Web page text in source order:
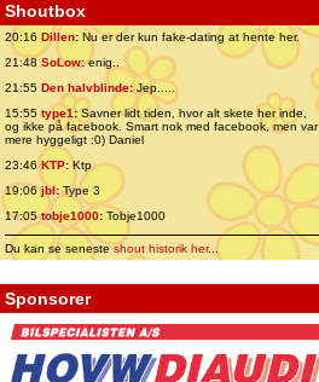
Shoutbox
20:16 Dillen: Nu er der kun fake-dating at hente her.
21:48 SoLow:enig..
21:55 Den halvblinde:Jep.....
15:55 type1:Savner lidt tiden, hvor alt skete her inde,
og ikke på facebook. Smart nok med facebook, men var
mere hyggeligt ;0) Daniel
23:46 KTP:Ktp
19:06jbl:Type 3
17:05tobje1000: Tobje1000
Du kan se senesteshout historik her...
Sponsorer